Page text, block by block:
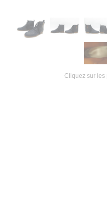
Cliquez sur les